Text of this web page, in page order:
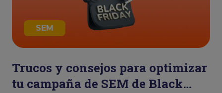
SEM
Trucos y consejos para optimizar
tu campaña de SEM de Black